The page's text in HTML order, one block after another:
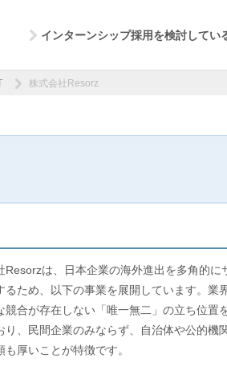
インターンシップ採用を検討してい
株式会社Resorz
Resorzは、日本企業の海外進出を多角的に
るため、以下の事業を展開しています。業
競合が存在しない「唯一無二」の立ち位置
り、民間企業のみならず、自治体や公的機
も厚いことが特徴です。